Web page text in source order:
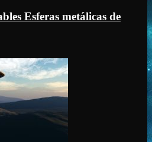
Esferas metálicas de